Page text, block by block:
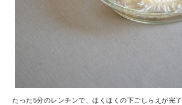
たった5分のレンチンで、ほくほくの下ごしらえが完了